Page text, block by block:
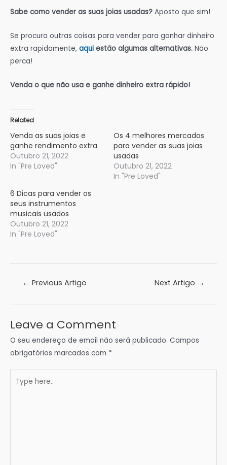
Sabe como vender as suas joias usadas? Aposto que sim!
Se procura outras coisas para vender para ganhar dinheiro
extra rapidamente, aqui estão algumas alternativas. Não
perca!
Venda o que não usa e ganhe dinheiro extra rápido!
Related
Venda as suas joias e
ganhe rendimento extra
Outubro 21, 2022
In "Pre Loved"
Os 4 melhores mercados
para vender as suas joias
usadas
Outubro 21, 2022
In "Pre Loved"
6 Dicas para vender os
seus instrumentos
musicais usados
Outubro 21, 2022
In "Pre Loved"
Navegação
← Previous Artigo Next Artigo →
Leave a Comment
O seu endereço de email não será publicado. Campos
obrigatórios marcados com *
here..